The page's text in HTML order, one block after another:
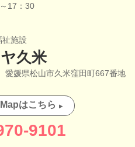
17：30
祉施設
久米
媛県松山市久米窪田町667番地
はこちら
9101